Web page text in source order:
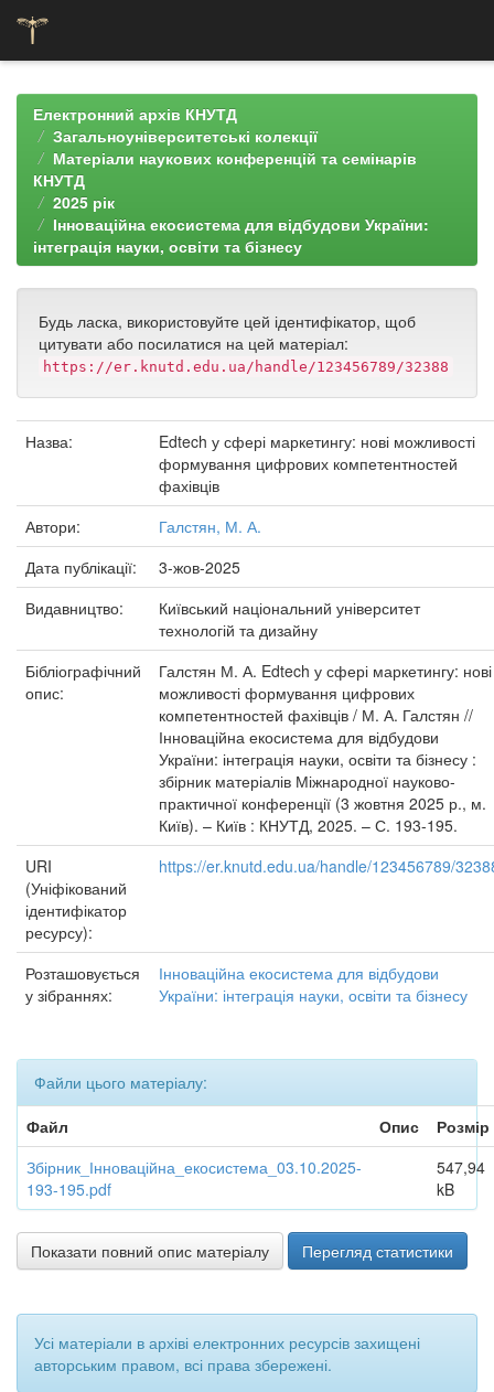
navigationЕлектронний архів КНУТД
Загальноуніверситетські колекції
Матеріали наукових конференцій та семінарів
КНУТД
2025 рік
Інноваційна екосистема для відбудови України:
інтеграція науки, освіти та бізнесу
Будь ласка, використовуйте цей ідентифікатор, щоб
цитувати або посилатися на цей матеріал:
https://er.knutd.edu.ua/handle/123456789/32388
Назва:
Edtech у сфері маркетингу: нові можливості
формування цифрових компетентностей
фахівців
Автори:
Галстян, М. А.
Дата публікації:
3-жов-2025
Видавництво:
Київський національний університет
технологій та дизайну
Бібліографічний
опис:
Галстян М. А. Edtech у сфері маркетингу: нові
можливості формування цифрових
компетентностей фахівців / М. А. Галстян //
Інноваційна екосистема для відбудови
України: інтеграція науки, освіти та бізнесу :
збірник матеріалів Міжнародної науково-
практичної конференції (3 жовтня 2025 р., м.
Київ). – Київ : КНУТД, 2025. – С. 193-195.
URI
(Уніфікований
ідентифікатор
ресурсу):
https://er.knutd.edu.ua/handle/123456789/
Розташовується
у зібраннях:
Інноваційна екосистема для відбудови
України: інтеграція науки, освіти та бізнесу
Файли цього матеріалу:
Файл
Опис
Розмір
Збірник_Інноваційна_екосистема_03.10.2025-
193-195.pdf
547,94
kB
Показати повний опис матеріалу Перегляд статистики
Усі матеріали в архіві електронних ресурсів захищені
авторським правом, всі права збережені.